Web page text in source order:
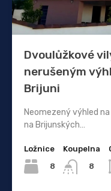
Dvoulůžkové
nerušeným
Brijuni
Neomezený výhled
na Brijunských…
Ložnice
8
Koupelna
8